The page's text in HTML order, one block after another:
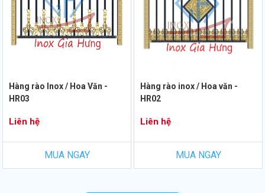
Hàng rào Inox / Hoa Văn -
HR03
Liên hệ
MUA NGAY
Hàng rào inox / Hoa văn -
HR02
Liên hệ
MUA NGAY